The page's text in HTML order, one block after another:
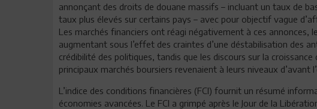
annonçant des droits de douane massifs – incluant un taux de
taux plus élevés sur certains pays – avec pour objectif vague
Les marchés financiers ont réagi négativement à ces annonces,
augmentant sous l’effet des craintes d’une déstabilisation des
crédibilité des politiques, tandis que les discours sur la
principaux marchés boursiers revenaient à leurs niveaux d’avant
L’indice des conditions financières (FCI) fournit un résumé
économies avancées. Le FCI a grimpé après le Jour de la